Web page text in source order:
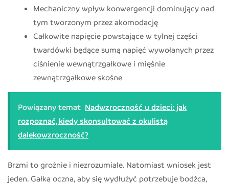
Mechaniczny wpływ konwergencji dominujący nad
tym tworzonym przez akomodację
Całkowite napięcie powstające w tylnej części
twardówki będące sumą napięć wywołanych przez
ciśnienie wewnątrzgałkowe i mięśnie
zewnątrzgałkowe skośne
Powiązany temat Nadwzroczność u dzieci: jak
rozpoznać, kiedy skonsultować z okulistą
dalekowzroczność?
Brzmi to groźnie i niezrozumiale. Natomiast wniosek jest
jeden. Gałka oczna, aby się wydłużyć potrzebuje bodźca,